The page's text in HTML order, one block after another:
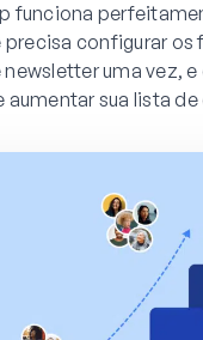
funciona
precisa configurar os
uma vez, e
aumentar sua lista